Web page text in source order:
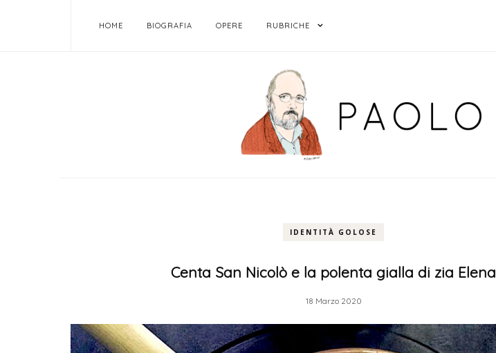
HOME BIOGRAFIA OPERE RUBRICHE
IDENTITÀ GOLOSE
Centa San Nicolò e la polenta gialla di zia Elena
18 Marzo 2020